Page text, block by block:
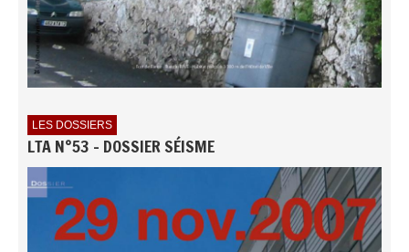
LES DOSSIERS
LTA N°53 - DOSSIER SÉISME